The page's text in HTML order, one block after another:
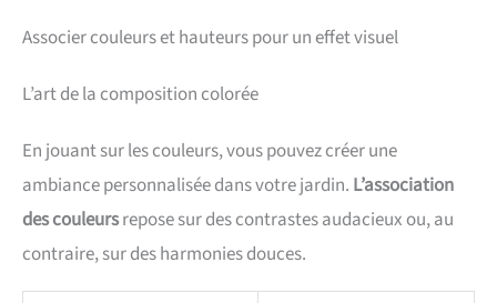
Associer couleurs et hauteurs pour un effet visuel
L’art de la composition colorée
En jouant sur les couleurs, vous pouvez créer une
ambiance personnalisée dans votre jardin. L’association
des couleursrepose sur des contrastes audacieux ou, au
contraire, sur des harmonies douces.